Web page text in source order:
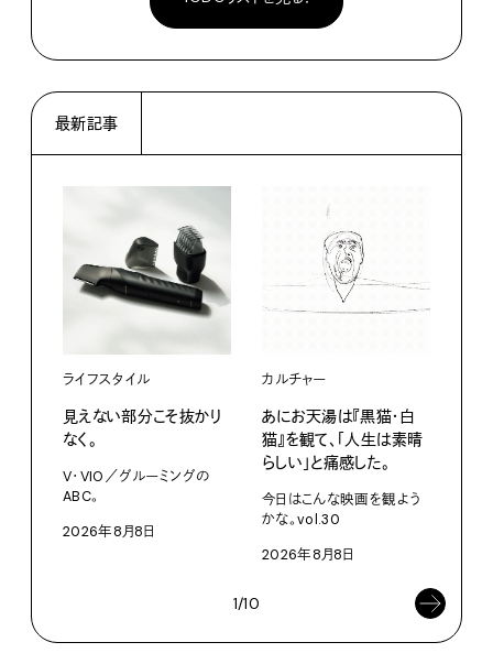
最新記事
ライフスタイル
見えない部分こそ抜かり
なく。
V・VIO／グルーミングの
ABC。
2026年8月8日
カルチャー
あにお天湯は『黒猫・白
猫』を観て、「人生は素晴
らしい」と痛感した。
今日はこんな映画を観よう
かな。vol.30
2026年8月8日
1/10